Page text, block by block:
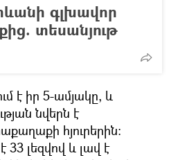
գլխավոր
տեսանյութ
է իր 5-ամյակը, և
նվերն է
հյուրերին։
33 լեզվով և լավ է